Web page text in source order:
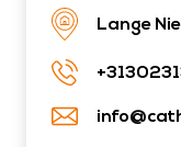
Lange